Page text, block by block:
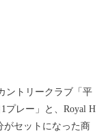
ントリークラブ「平
プレー」と、Royal H
がセットになった商